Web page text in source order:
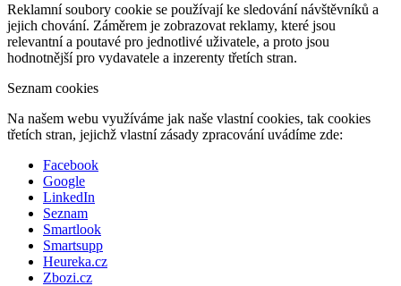
Reklamní soubory cookie se používají ke sledování návštěvníků a
jejich chování. Záměrem je zobrazovat reklamy, které jsou
relevantní a poutavé pro jednotlivé uživatele, a proto jsou
hodnotnější pro vydavatele a inzerenty třetích stran.
Seznam cookies
Na našem webu využíváme jak naše vlastní cookies, tak cookies
třetích stran, jejichž vlastní zásady zpracování uvádíme zde:
Facebook
Google
LinkedIn
Seznam
Smartlook
Smartsupp
Heureka.cz
Zbozi.cz